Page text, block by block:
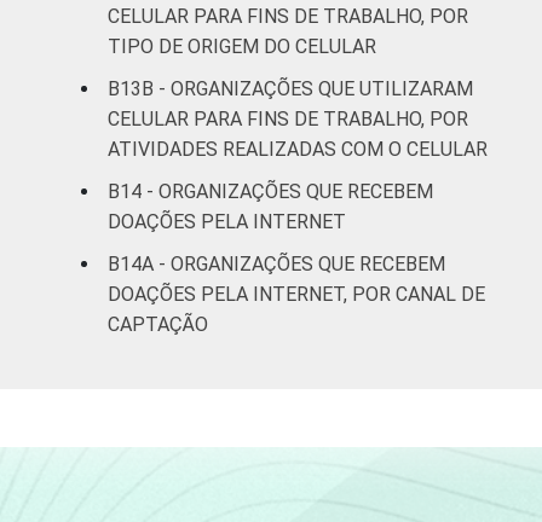
CELULAR PARA FINS DE TRABALHO, POR
TIPO DE ORIGEM DO CELULAR
B13B - ORGANIZAÇÕES QUE UTILIZARAM
CELULAR PARA FINS DE TRABALHO, POR
ATIVIDADES REALIZADAS COM O CELULAR
B14 - ORGANIZAÇÕES QUE RECEBEM
DOAÇÕES PELA INTERNET
B14A - ORGANIZAÇÕES QUE RECEBEM
DOAÇÕES PELA INTERNET, POR CANAL DE
CAPTAÇÃO